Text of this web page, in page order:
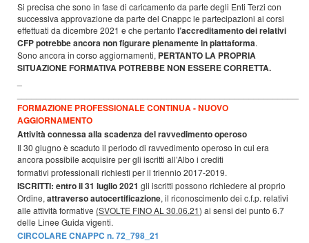
Si precisa che sono in fase di caricamento da parte degli Enti Terzi con
successiva approvazione da parte del Cnappc le partecipazioni ai corsi
effettuati da dicembre 2021 e che pertanto l’accreditamento dei relativi
CFP potrebbe ancora non figurare pienamente in piattaforma.
Sono ancora in corso aggiornamenti, PERTANTO LA PROPRIA
SITUAZIONE FORMATIVA POTREBBE NON ESSERE CORRETTA.
FORMAZIONE PROFESSIONALE CONTINUA - NUOVO
AGGIORNAMENTO
Attività connessa alla scadenza del ravvedimento operoso
Il 30 giugno è scaduto il periodo di ravvedimento operoso in cui era
ancora possibile acquisire per gli iscritti all’Albo i crediti
formativi professionali richiesti per il triennio 2017-2019.
ISCRITTI: entro il 31 luglio 2021 gli iscritti possono richiedere al proprio
Ordine, attraverso autocertificazione, il riconoscimento dei c.f.p. relativi
alle attività formative (SVOLTE FINO AL 30.06.21) ai sensi del punto 6.7
delle Linee Guida vigenti.
CIRCOLARE CNAPPC n. 72_798_21